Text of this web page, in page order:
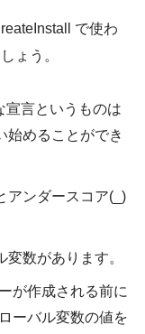
で使わ
ょう。
宣言というものは
始めることができ
アンダースコア(_)
数があります。
が作成される前に
ーバル変数の値を